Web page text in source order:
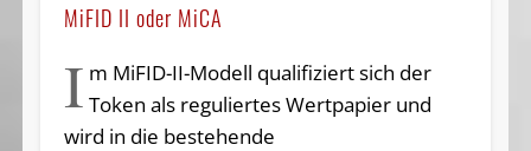
MiFID II oder MiCA
I m MiFID-II-Modell qualifiziert sich der
Token als reguliertes Wertpapier und
wird in die bestehende